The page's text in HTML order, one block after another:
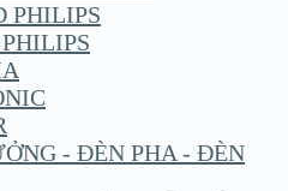
PHILIPS
- ĐÈN PHA - ĐÈN